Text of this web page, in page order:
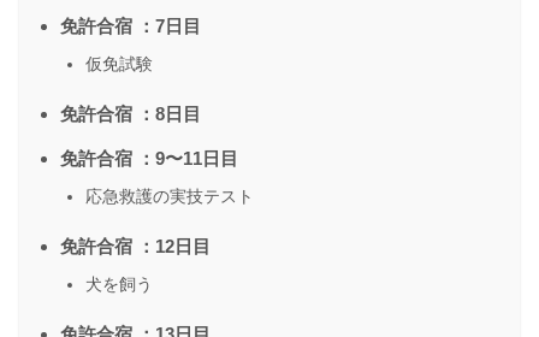
免許合宿 ：7日目
仮免試験
免許合宿 ：8日目
免許合宿 ：9〜11日目
応急救護の実技テスト
免許合宿 ：12日目
犬を飼う